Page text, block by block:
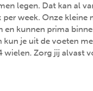
legen. Dat kan al
per week. Onze kleine
en kunnen prima
kun je uit de voeten
wielen. Zorg jij alvast